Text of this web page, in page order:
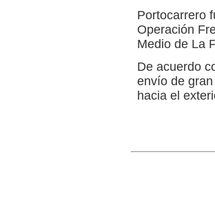
Portocarrero
Operación
Medio de La
De acuerdo
envío de
hacia el